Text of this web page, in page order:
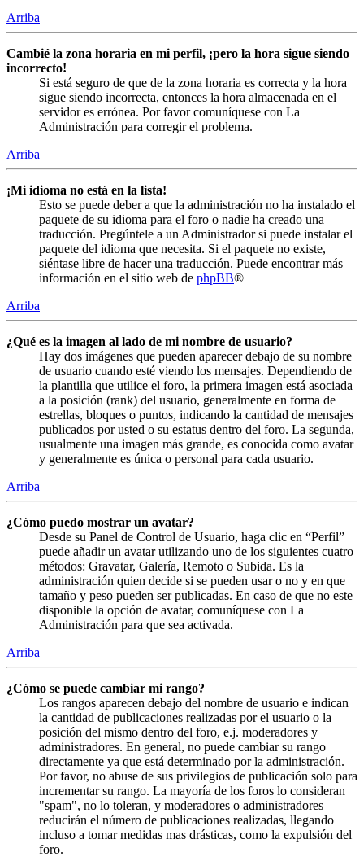
Arriba
Cambié la zona horaria en mi perfil, ¡pero la hora sigue siendo
incorrecto!
Si está seguro de que de la zona horaria es correcta y la hora
sigue siendo incorrecta, entonces la hora almacenada en el
servidor es errónea. Por favor comuníquese con La
Administración para corregir el problema.
Arriba
¡Mi idioma no está en la lista!
Esto se puede deber a que la administración no ha instalado el
paquete de su idioma para el foro o nadie ha creado una
traducción. Pregúntele a un Administrador si puede instalar el
paquete del idioma que necesita. Si el paquete no existe,
siéntase libre de hacer una traducción. Puede encontrar más
información en el sitio web de phpBB®
Arriba
¿Qué es la imagen al lado de mi nombre de usuario?
Hay dos imágenes que pueden aparecer debajo de su nombre
de usuario cuando esté viendo los mensajes. Dependiendo de
la plantilla que utilice el foro, la primera imagen está asociada
a la posición (rank) del usuario, generalmente en forma de
estrellas, bloques o puntos, indicando la cantidad de mensajes
publicados por usted o su estatus dentro del foro. La segunda,
usualmente una imagen más grande, es conocida como avatar
y generalmente es única o personal para cada usuario.
Arriba
¿Cómo puedo mostrar un avatar?
Desde su Panel de Control de Usuario, haga clic en “Perfil”
puede añadir un avatar utilizando uno de los siguientes cuatro
métodos: Gravatar, Galería, Remoto o Subida. Es la
administración quien decide si se pueden usar o no y en que
tamaño y peso pueden ser publicadas. En caso de que no este
disponible la opción de avatar, comuníquese con La
Administración para que sea activada.
Arriba
¿Cómo se puede cambiar mi rango?
Los rangos aparecen debajo del nombre de usuario e indican
la cantidad de publicaciones realizadas por el usuario o la
posición del mismo dentro del foro, e.j. moderadores y
administradores. En general, no puede cambiar su rango
directamente ya que está determinado por la administración.
Por favor, no abuse de sus privilegios de publicación solo para
incrementar su rango. La mayoría de los foros lo consideran
"spam", no lo toleran, y moderadores o administradores
reducirán el número de publicaciones realizadas, llegando
incluso a tomar medidas mas drásticas, como la expulsión del
foro.